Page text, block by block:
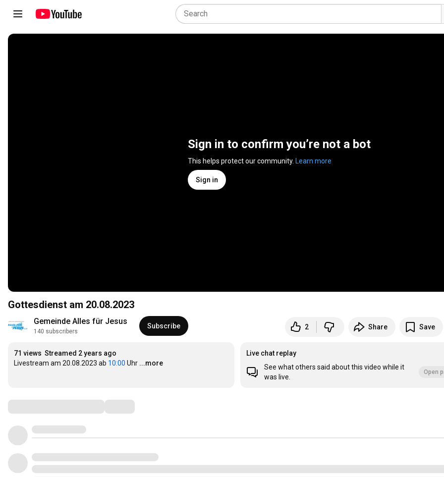
Sign in to confirm you’re not a bot
This helps protect our community. Learn more
Sign in
Gottesdienst am 20.08.2023
Gemeinde Alles für Jesus
140 subscribers
Subscribe 2 Share Save
71 views Streamed 2 years ago
Livestream am 20.08.2023 ab 10:00 Uhr ...more
Live chat replay
See what others said about this video while it
was live.
Open